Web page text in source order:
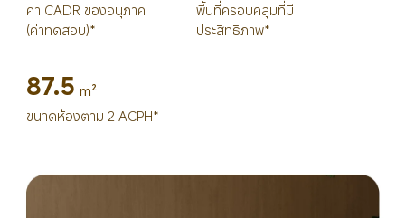
ค่า CADR ของอนุภาค
(ค่าทดสอบ)*
พื้นที่ครอบคลุมที่มี
ประสิทธิภาพ*
87.5 m²
ขนาดห้องตาม 2 ACPH*